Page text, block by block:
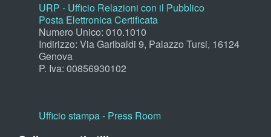
URP - Ufficio Relazioni con il Pubblico
Posta Elettronica Certificata
Numero Unico: 010.1010
Indirizzo: Via Garibaldi 9, Palazzo Tursi, 16124
Genova
P. Iva: 00856930102
Ufficio stampa - Press Room